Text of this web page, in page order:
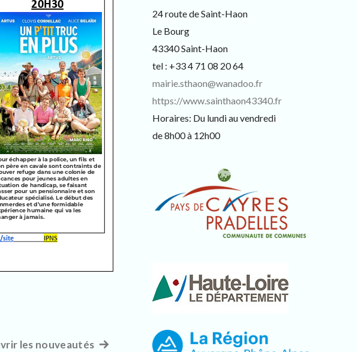
les nouveautésArticle
24 route de Saint-Haon
Le Bourg
43340 Saint-Haon
tel : +33 4 71 08 20 64
mairie.sthaon@wanadoo.fr
https://www.sainthaon43340.fr
Horaires: Du lundi au vendredi
de 8h00 à 12h00